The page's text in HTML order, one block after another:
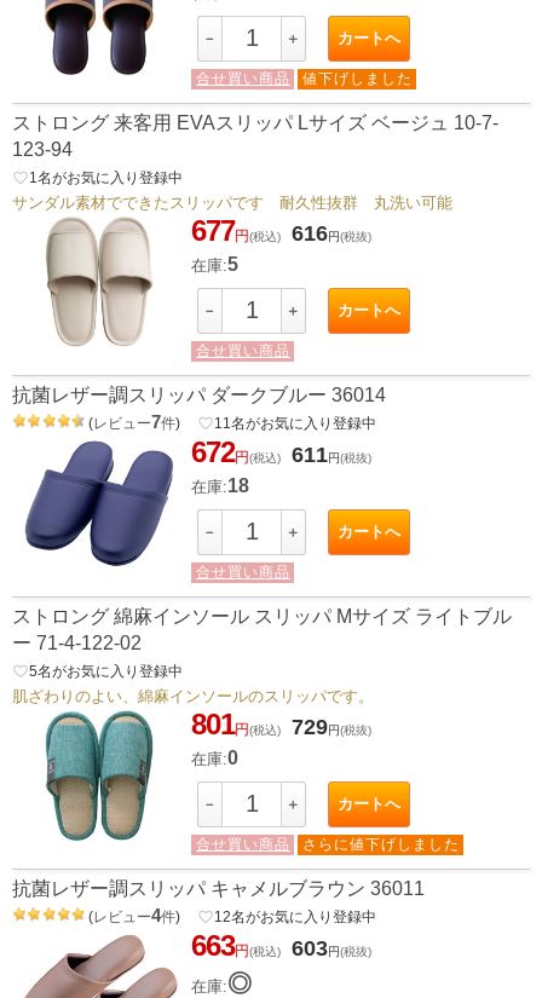
－ ＋ カートへ
合せ買い商品 値下げしました
ストロング 来客用 EVAスリッパ Lサイズ ベージュ 10-7-
123-94
favorite_border1 名がお気に入り登録中
サンダル素材でできたスリッパです 耐久性抜群 丸洗い可能
677円(税込) 616円(税抜)
在庫:5
－ ＋ カートへ
合せ買い商品
抗菌レザー調スリッパ ダークブルー 36014
(レビュー7件) favorite_border11 名がお気に入り登録中
672円(税込) 611円(税抜)
在庫:18
－ ＋ カートへ
合せ買い商品
ストロング 綿麻インソール スリッパ Mサイズ ライトブル
ー 71-4-122-02
favorite_border5名がお気に入り登録中
肌ざわりのよい、綿麻インソールのスリッパです。
801円(税込) 729円(税抜)
在庫:0
－ ＋ カートへ
合せ買い商品 さらに値下げしました
抗菌レザー調スリッパ キャメルブラウン 36011
(レビュー4件) favorite_border12名がお気に入り登録中
663円(税込) 603円(税抜)
在庫:◎